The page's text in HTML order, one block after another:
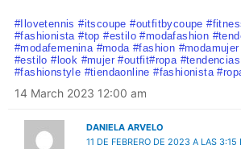
#Ilovetennis #itscoupe #outfitbycoupe
#fashionista #top #estilo #modafashion
#modafemenina #moda #fashion
#estilo #look #mujer #outfit#ropa
#fashionstyle #tiendaonline #fashionista
14 March 2023 12:00 am
DANIELA ARVELO
11 DE FEBRERO DE 2023 A LAS 3:15